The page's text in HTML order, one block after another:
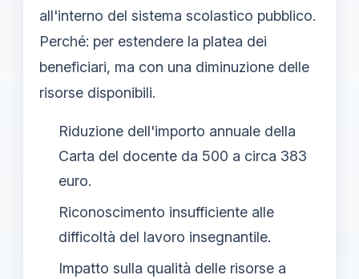
all'interno del sistema scolastico pubblico.
Perché: per estendere la platea dei
beneficiari, ma con una diminuzione delle
risorse disponibili.
Riduzione dell'importo annuale della
Carta del docente da 500 a circa 383
euro.
Riconoscimento insufficiente alle
difficoltà del lavoro insegnantile.
Impatto sulla qualità delle risorse a